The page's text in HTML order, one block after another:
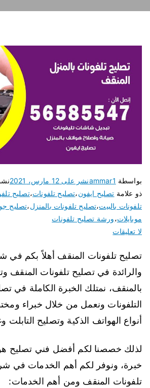
بواسطة ammar1نشر على 12 مارس، 2021
ذو علامة تصليح ايفون،تصليح تلفونات،تصليح
تلفونات بالبيت،تصليح تلفونات بالمنزل،تصليح
موبايلات،ورشة تصليح تلفونات
لا تعليقات
تصليح تلفونات المنقف أهلاً بكم في
والرائدة في تصليح تلفونات المنقف
بالمنقف، نمتلك الخبرة الكاملة في
التلفونات ونعمل من خلال خبراء
أنواع الهواتف الذكية وتصليح التابلت
لذلك خصصنا لكم أفضل فني تصليح
خبرة، ونوفر لكم أهم الخدمات في
تلفونات المنقف ومن أهم الخدمات: